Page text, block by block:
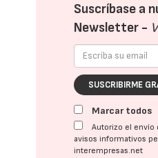
Suscríbase a
Newsletter -
SUSCRIBIRME
Marcar todos
Autorizo el envío
avisos informativos
interempresas.net